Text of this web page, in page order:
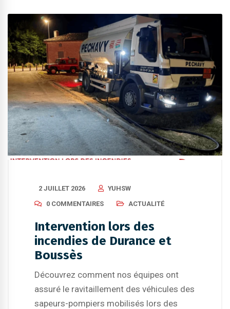
2 JUILLET 2026
YUHSW
0 COMMENTAIRES
ACTUALITÉ
Intervention lors des
incendies de Durance et
Boussès
Découvrez comment nos équipes ont
assuré le ravitaillement des véhicules des
sapeurs-pompiers mobilisés lors des